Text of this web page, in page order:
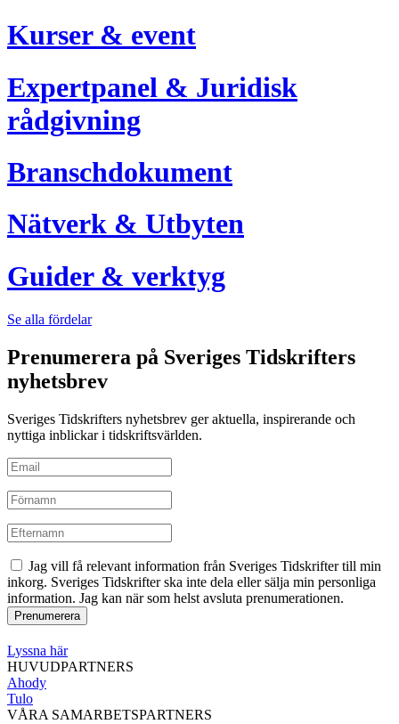
Kurser & event
Expertpanel & Juridisk
rådgivning
Branschdokument
Nätverk & Utbyten
Guider & verktyg
Se alla fördelar
Prenumerera på Sveriges Tidskrifters
nyhetsbrev
Sveriges Tidskrifters nyhetsbrev ger aktuella, inspirerande och
nyttiga inblickar i tidskriftsvärlden.
Jag vill få relevant information från Sveriges Tidskrifter till min
inkorg. Sveriges Tidskrifter ska inte dela eller sälja min personliga
information. Jag kan när som helst avsluta prenumerationen.
Lyssna här
HUVUDPARTNERS
Ahody
Tulo
VÅRA SAMARBETSPARTNERS